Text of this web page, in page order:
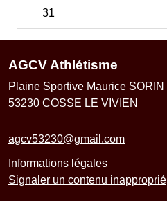
31
AGCV Athlétisme
Plaine Sportive Maurice SORIN
53230 COSSE LE VIVIEN
agcv53230@gmail.com
Informations légales
Signaler un contenu inapproprié